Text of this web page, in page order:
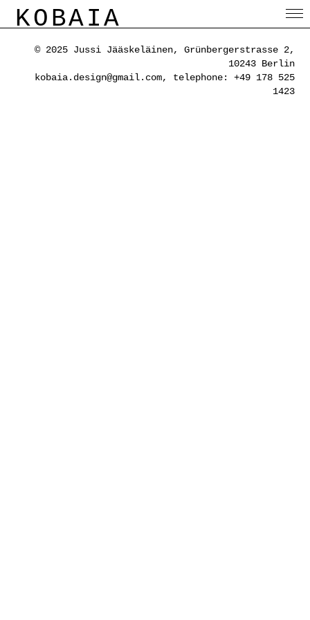
KOBAIA
© 2025 Jussi Jääskeläinen, Grünbergerstrasse 2,
10243 Berlin
kobaia.design@gmail.com, telephone: +49 178 525
1423